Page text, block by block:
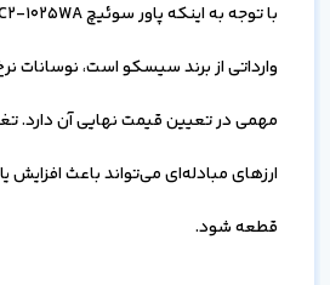
وارداتی از برند سیسکو است، نوسانات
مهمی در تعیین قیمت نهایی آن دارد.
ارزهای مبادله‌ای می‌تواند باعث
قطعه شود.